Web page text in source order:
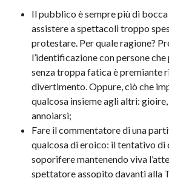
Il pubblico è sempre più di
assistere a spettacoli troppo
protestare. Per quale ragione?
l’identificazione con persone
senza troppa fatica è premiante
divertimento. Oppure, ciò che
qualcosa insieme agli altri:
annoiarsi;
Fare il commentatore di una
qualcosa di eroico: il tentativo di
soporifere mantenendo viva
spettatore assopito davanti alla